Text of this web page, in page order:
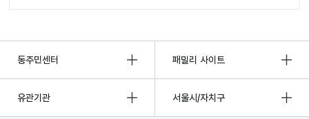
동주민센터 패밀리 사이트
유관기관 서울시/자치구